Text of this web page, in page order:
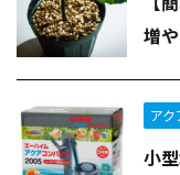
増
ア
小